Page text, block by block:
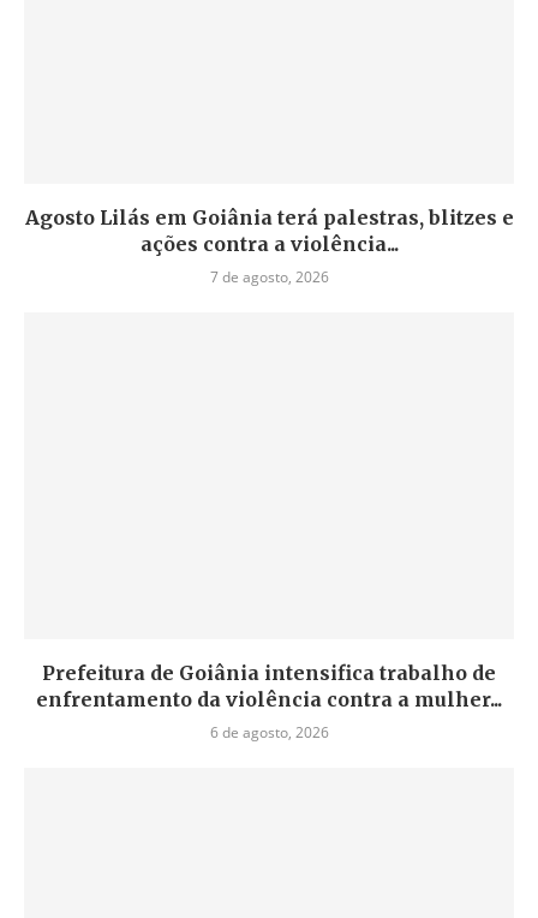
Agosto Lilás em Goiânia terá palestras, blitzes e
ações contra a violência...
7 de agosto, 2026
Prefeitura de Goiânia intensifica trabalho de
enfrentamento da violência contra a mulher...
6 de agosto, 2026